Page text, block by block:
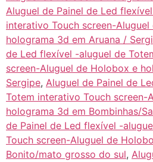
Aluguel de Painel de Led
interativo Touch screen-
holograma 3d em Aruana /
de Led flexível -aluguel de
screen-Aluguel de Holobox e
Sergipe, Aluguel de Painel de
Totem interativo Touch screen-
holograma 3d em Bombinhas/
de Painel de Led flexível -
Touch screen-Aluguel de
Bonito/mato grosso do sul,